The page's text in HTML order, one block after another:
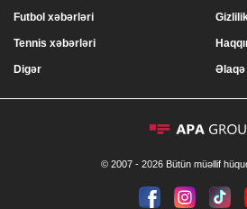
Futbol xəbərləri
Tennis xəbərləri
Digər Əlaqə
© 2007 - 2026 Bütün müəllif